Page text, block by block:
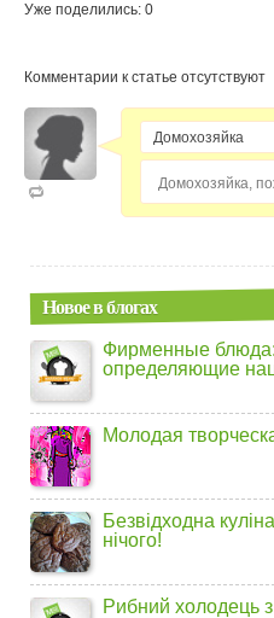
Уже поделились: 0
Комментарии к статье отсутствуют
Новое в блогах
Фирменные блюда:
определяющие
Молодая
Безвідходна
нічого!
Рибний холодець з